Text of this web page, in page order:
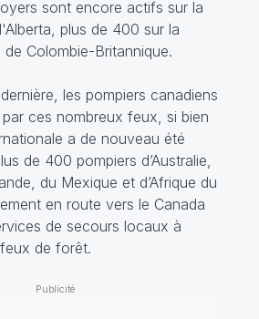
sont encore actifs sur la
plus de 400 sur la
Colombie-Britannique.
les pompiers canadiens
ces nombreux feux, si bien
a de nouveau été
de 400 pompiers d’Australie,
du Mexique et d’Afrique du
en route vers le Canada
de secours locaux à
de forêt.